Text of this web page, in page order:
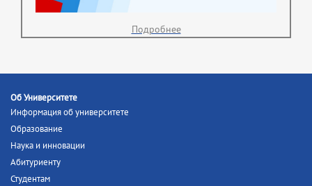
Подробнее
Об Университете
Информация об университете
Образование
Наука и инновации
Абитуриенту
Студентам